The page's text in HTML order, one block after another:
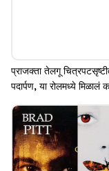
प्राजक्ता तेलगू
पदार्पण, या रोलमध्ये मिळालं